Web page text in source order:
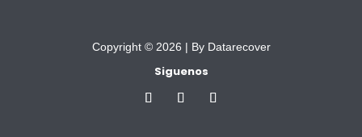
Copyright © 2026 | By Datarecover
Siguenos